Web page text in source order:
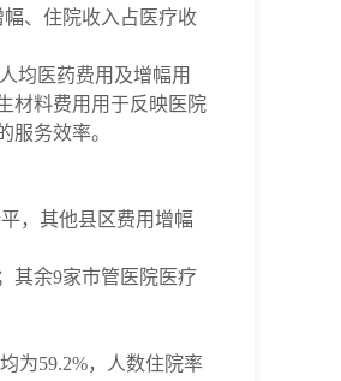
、住院收入占医疗收
均医药费用及增幅用
材料费用用于反映医院
务效率。
，其他县区费用增幅
其余9家市管医院医疗
为59.2%，人数住院率